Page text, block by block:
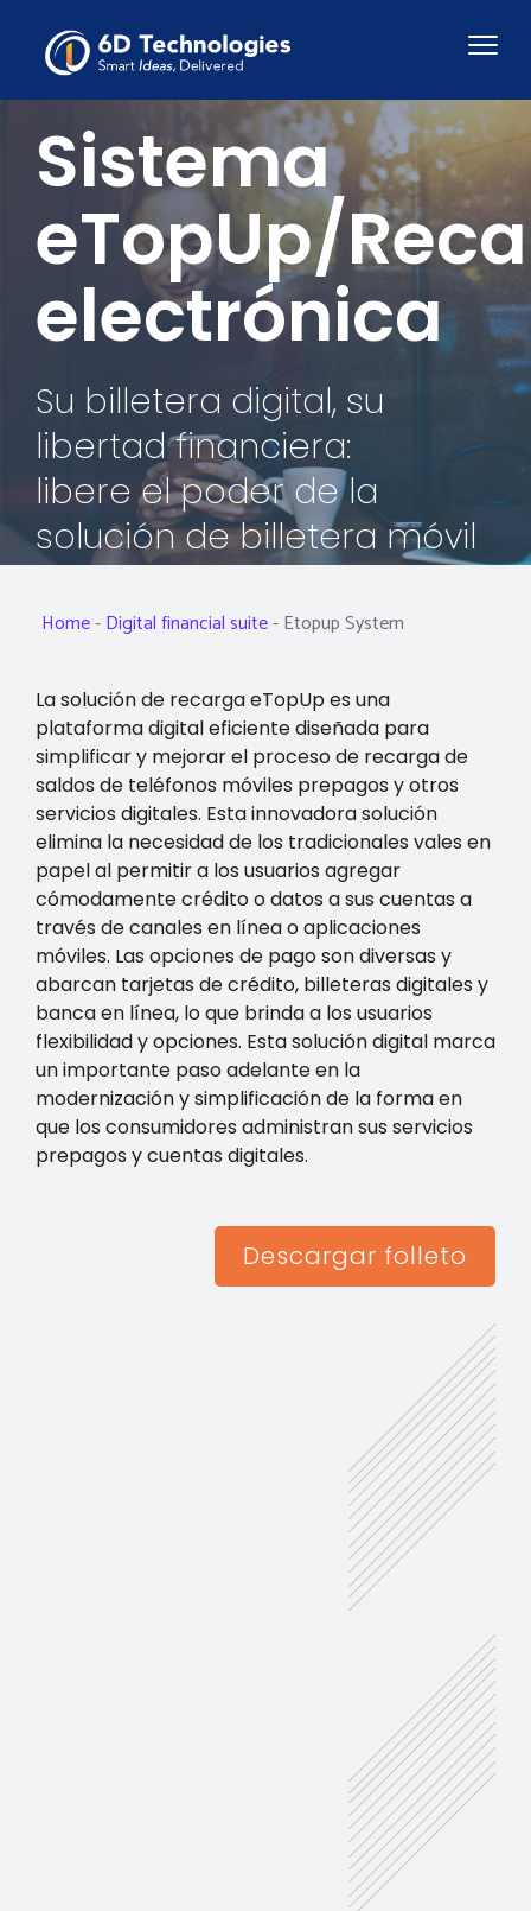
Sistema
eTopUp/
electrónica
Su billetera digital, su
libertad financiera:
libere el poder de la
solución de billetera móvil
Home-Digital financial suite-Etopup System
La solución de recarga eTopUp es una
plataforma digital eficiente diseñada para
simplificar y mejorar el proceso de recarga de
saldos de teléfonos móviles prepagos y otros
servicios digitales. Esta innovadora solución
elimina la necesidad de los tradicionales vales en
papel al permitir a los usuarios agregar
cómodamente crédito o datos a sus cuentas a
través de canales en línea o aplicaciones
móviles. Las opciones de pago son diversas y
abarcan tarjetas de crédito, billeteras digitales y
banca en línea, lo que brinda a los usuarios
flexibilidad y opciones. Esta solución digital marca
un importante paso adelante en la
modernización y simplificación de la forma en
que los consumidores administran sus servicios
prepagos y cuentas digitales.
Descargar folleto